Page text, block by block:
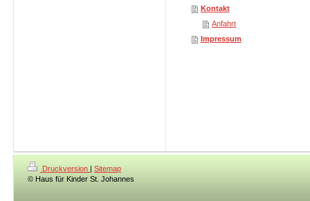
Kontakt
Anfahrt
Impressum
Druckversion | Sitemap
© Haus für Kinder St. Johannes